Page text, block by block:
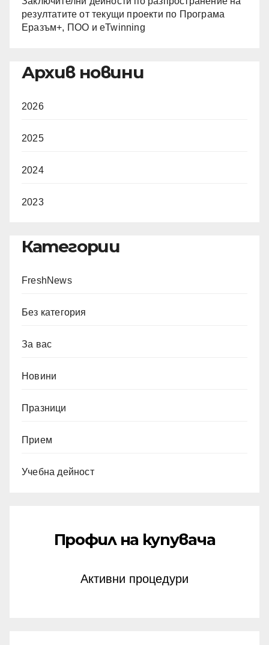
резултатите от текущи проекти по Програма
Еразъм+, ПОО и eTwinning
Архив новини
2026
2025
2024
2023
Категории
FreshNews
Без категория
За вас
Новини
Празници
Прием
Учебна дейност
Профил на купувача
Активни процедури